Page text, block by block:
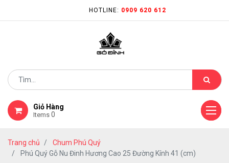
HOTLINE: 0909 620 612
Giỏ Hàng
Items 0
Trang chủ
Chum Phú Quý
Phú Quý Gỗ Nu Đinh Hương Cao 25 Đường Kính 41 (cm)